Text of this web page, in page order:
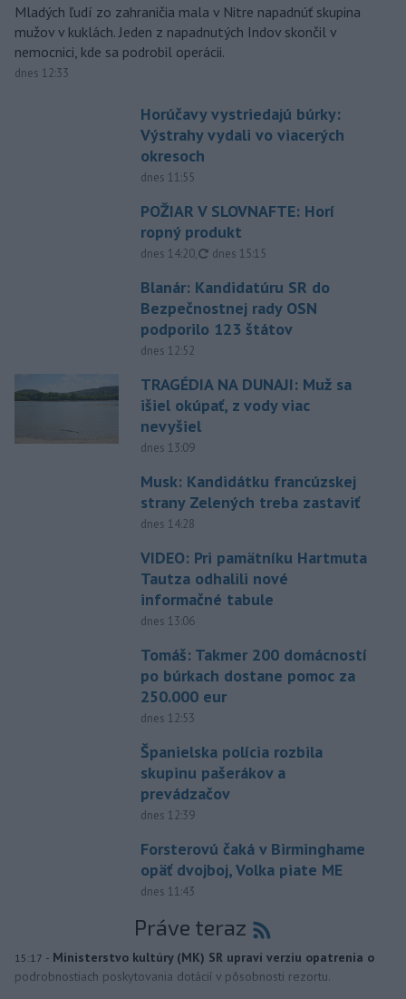
Mladých ľudí zo zahraničia mala v Nitre napadnúť skupina
mužov v kuklách. Jeden z napadnutých Indov skončil v
nemocnici, kde sa podrobil operácii.
dnes 12:33
Horúčavy vystriedajú búrky:
Výstrahy vydali vo viacerých
okresoch
dnes 11:55
POŽIAR V SLOVNAFTE: Horí
ropný produkt
dnes 14:20, aktualizované
dnes 15:15
Blanár: Kandidatúru SR do
Bezpečnostnej rady OSN
podporilo 123 štátov
dnes 12:52
TRAGÉDIA NA DUNAJI: Muž sa
išiel okúpať, z vody viac
nevyšiel
dnes 13:09
Musk: Kandidátku francúzskej
strany Zelených treba zastaviť
dnes 14:28
VIDEO: Pri pamätníku Hartmuta
Tautza odhalili nové
informačné tabule
dnes 13:06
Tomáš: Takmer 200 domácností
po búrkach dostane pomoc za
250.000 eur
dnes 12:53
Španielska polícia rozbila
skupinu pašerákov a
prevádzačov
dnes 12:39
Forsterovú čaká v Birminghame
opäť dvojboj, Volka piate ME
dnes 11:43
Práve teraz
15:17 - Ministerstvo kultúry (MK) SR upraví verziu opatrenia o
podrobnostiach poskytovania dotácií v pôsobnosti rezortu.